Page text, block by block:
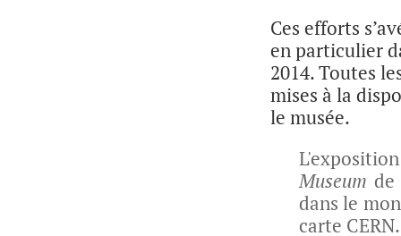
Ces efforts
en particulier
2014. Toutes
mises à la
le musée.
Museum
dans le
carte CERN.